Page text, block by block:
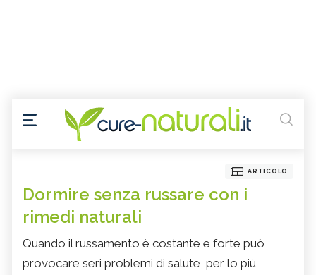
ARTICOLO
Dormire senza russare con i
rimedi naturali
Quando il russamento è costante e forte può
provocare seri problemi di salute, per lo più